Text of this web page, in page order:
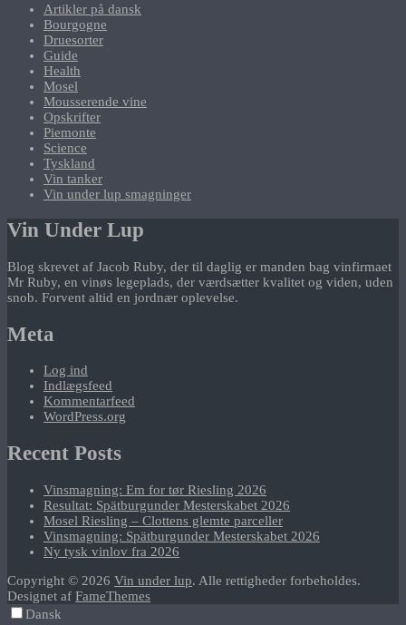
Artikler på dansk
Bourgogne
Druesorter
Guide
Health
Mosel
Mousserende vine
Opskrifter
Piemonte
Science
Tyskland
Vin tanker
Vin under lup smagninger
Vin Under Lup
Blog skrevet af Jacob Ruby, der til daglig er manden bag vinfirmaet
Mr Ruby, en vinøs legeplads, der værdsætter kvalitet og viden, uden
snob. Forvent altid en jordnær oplevelse.
Meta
Log ind
Indlægsfeed
Kommentarfeed
WordPress.org
Recent Posts
Vinsmagning: Em for tør Riesling 2026
Resultat: Spätburgunder Mesterskabet 2026
Mosel Riesling – Clottens glemte parceller
Vinsmagning: Spätburgunder Mesterskabet 2026
Ny tysk vinlov fra 2026
Copyright © 2026 Vin under lup. Alle rettigheder forbeholdes.
Designet af FameThemes
Dansk